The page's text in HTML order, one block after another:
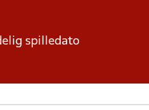
spilledato